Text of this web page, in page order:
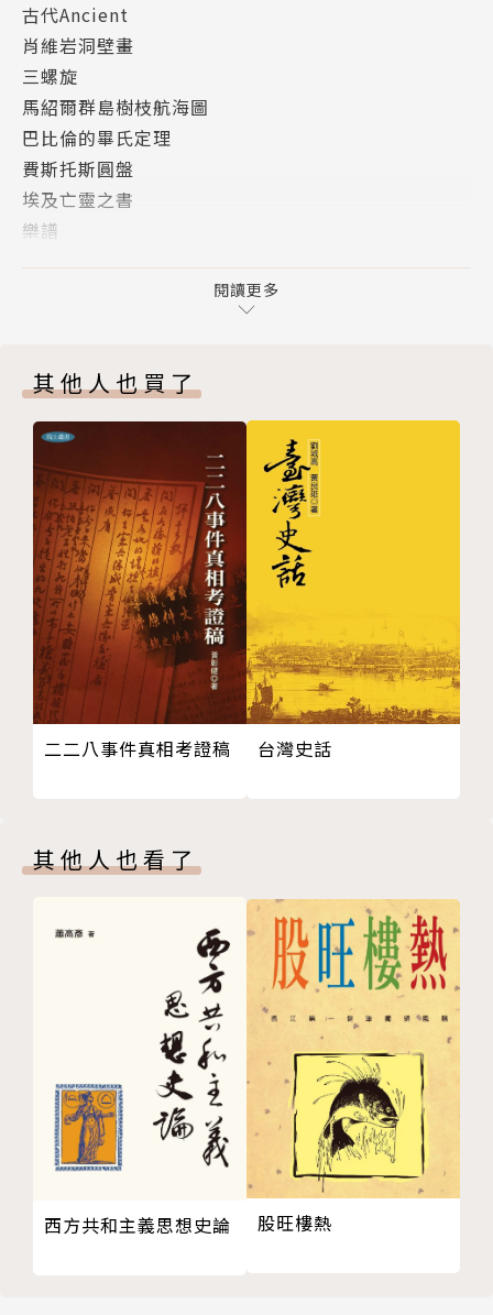
這些珍貴、精煉創新者思考成果的「草稿」圖，建構知
識並成為各領域的典範，也改變世界文明的演進，是適
合所有喜愛歷史、科學、文化與設計之人的完美圖本。
【好評推薦】
圖像不只是文字資料的注腳或補充，他們有一段自己的
歷史，也能講出一段精彩的歷史。
作家、知名節目主持人 謝哲青
【作者簡介】
史考特‧克里斯汀生
Scott Christianson
作家、歷史學家、調查記者和人權運動者，特別關注監
獄與死刑、犯罪與懲罰、鑑識和美國歷史與政治等議
題。
曾於哥倫比亞大學新聞學院研究調查報導，並獲得紐約
州立大學阿爾巴尼分校博士學位。文章見於《紐約時
定。著作包括《改變世界的100份文件》（100 Docu
ments That Changed the World）、《最後一口
氣：美國毒氣室興衰始末》（The Last Gasp: The Ri
se and Fall of the American Gas Chamber）及《解
放查理：南北戰爭前夕為一名黑奴爭取自由的奮鬥故
事》（Freeing Charles: The Struggle to Free a Sl
ave on the Eve of the Civil War）。
古代Ancient
肖維岩洞壁畫
三螺旋
馬紹爾群島樹枝航海圖
巴比倫的畢氏定理
費斯托斯圓盤
埃及亡靈之書
樂譜
歐幾里德的何學
羅塞塔石碑
托勒密系統
托勒密的世界地圖
波菲利之樹
中世紀Medieval
納斯卡線
敦煌星圖
月蝕圖
紋章
基督族譜概要圖
比薩航海圖
光學
天文鐘
伏尼契手稿
展開圖
三角測量
御用天文學
人體構造
暗箱
閱讀更多
其他人也買了
二二八事件真相考證稿 台灣史話
其他人也看了
西方共和主義思想史論 股旺樓熱